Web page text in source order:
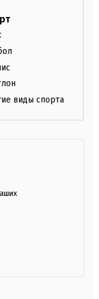
виды спорта